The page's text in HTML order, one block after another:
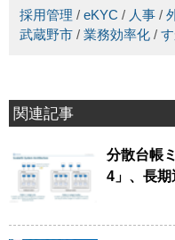
採用管理 / eKYC / 人事 /
武蔵野市 / 業務効率化 /
関連記事
分散台帳
4」、長期